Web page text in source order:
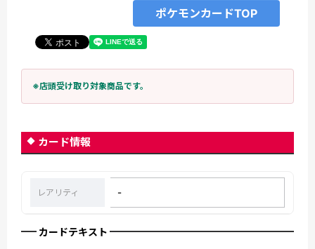
ポケモンカードTOP
※店頭受け取り対象商品です。
カード情報
レアリティ -
カードテキスト